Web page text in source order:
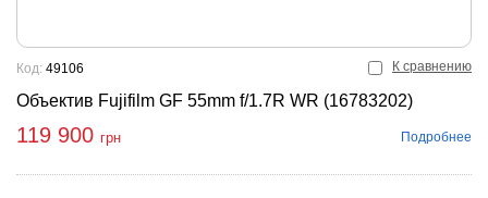
К сравнению
Объектив Fujifilm GF 55mm f/1.7R WR (16783202)
Код: 49106
119 900 грн Подробнее